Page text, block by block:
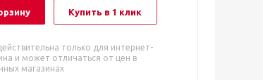
Купить в 1 клик
только для интернет-
и может отличаться от цен в
магазинах